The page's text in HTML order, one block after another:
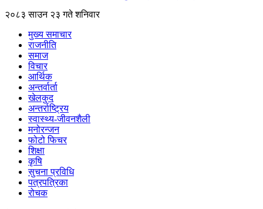
२०८३ साउन २३ गते शनिवार
मुख्य समाचार
राजनीति
समाज
विचार
आर्थिक
अन्तर्वार्ता
खेलकुद
अन्तर्राष्ट्रिय
स्वास्थ्य-जीवनशैली
मनोरन्जन
फोटो फिचर
शिक्षा
कृषि
सुचना प्रविधि
पत्रपत्रिका
रोचक